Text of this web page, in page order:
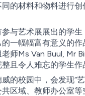
的材料和物料进行创
与艺术展展出的学生
一幅幅富有意义的
师Ms Van Buul, Mr
且令人难忘的学生作
的校园中，会发现“
区域、教师办公室